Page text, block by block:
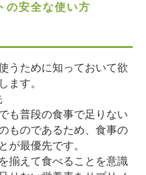
の安全な使い方
うために知っておいて欲
ます。
も普段の食事で足りない
ものであるため、食事の
が最優先です。
揃えて食べることを意識